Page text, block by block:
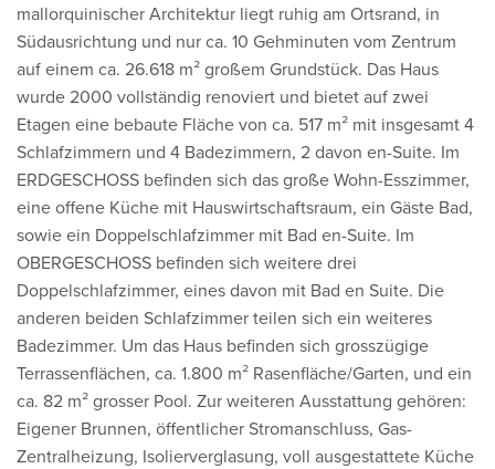
mallorquinischer Architektur liegt ruhig am Ortsrand, in
Südausrichtung und nur ca. 10 Gehminuten vom Zentrum
auf einem ca. 26.618 m² großem Grundstück. Das Haus
wurde 2000 vollständig renoviert und bietet auf zwei
Etagen eine bebaute Fläche von ca. 517 m² mit insgesamt 4
Schlafzimmern und 4 Badezimmern, 2 davon en-Suite. Im
ERDGESCHOSS befinden sich das große Wohn-Esszimmer,
eine offene Küche mit Hauswirtschaftsraum, ein Gäste Bad,
sowie ein Doppelschlafzimmer mit Bad en-Suite. Im
OBERGESCHOSS befinden sich weitere drei
Doppelschlafzimmer, eines davon mit Bad en Suite. Die
anderen beiden Schlafzimmer teilen sich ein weiteres
Badezimmer. Um das Haus befinden sich grosszügige
Terrassenflächen, ca. 1.800 m² Rasenfläche/Garten, und ein
ca. 82 m² grosser Pool. Zur weiteren Ausstattung gehören:
Eigener Brunnen, öffentlicher Stromanschluss, Gas-
Zentralheizung, Isolierverglasung, voll ausgestattete Küche